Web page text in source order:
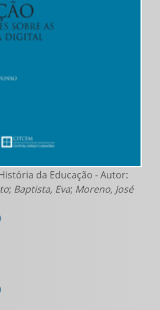
da Educação - Autor:
; Baptista, Eva; Moreno, José